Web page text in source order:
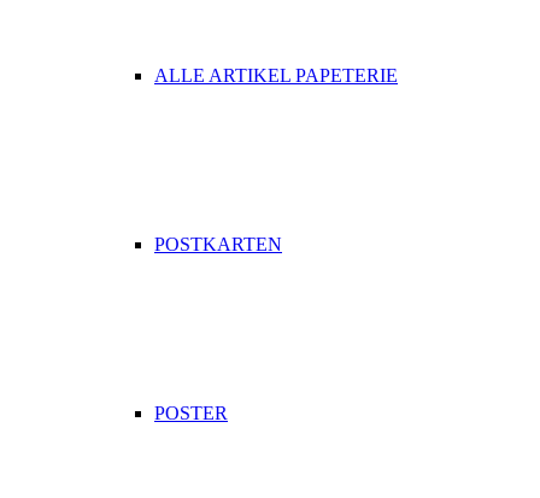
ALLE ARTIKEL PAPETERIE
POSTKARTEN
POSTER